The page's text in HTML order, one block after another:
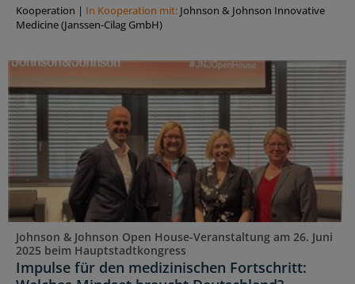
Kooperation | In Kooperation mit: Johnson & Johnson Innovative
Medicine (Janssen-Cilag GmbH)
Johnson & Johnson Open House-Veranstaltung am 26. Juni
2025 beim Hauptstadtkongress
Impulse für den medizinischen Fortschritt: